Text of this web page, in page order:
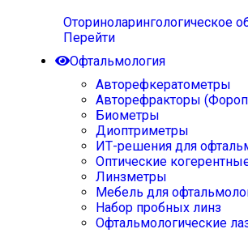
Оториноларингологическое
Перейти
Офтальмология
Авторефкератометры
Авторефракторы
Биометры
Диоптриметры
ИТ-решения для
Оптические
Линзметры
Мебель для
Набор пробных линз
Офтальмологические